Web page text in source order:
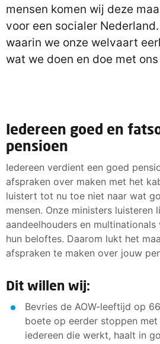
mensen komen wij deze
voor een socialer
waarin we onze welvaart
wat we doen en doe met ons
Iedereen goed en
pensioen
Iedereen verdient een goed
afspraken over maken met het
luistert tot nu toe niet naar wat
mensen. Onze ministers luisteren
aandeelhouders en
hun beloftes. Daarom lukt het
afspraken te maken over jouw
Dit willen wij:
Bevries de AOW-leeftijd op
boete op eerder stoppen met
iedereen die werkt, haalt in